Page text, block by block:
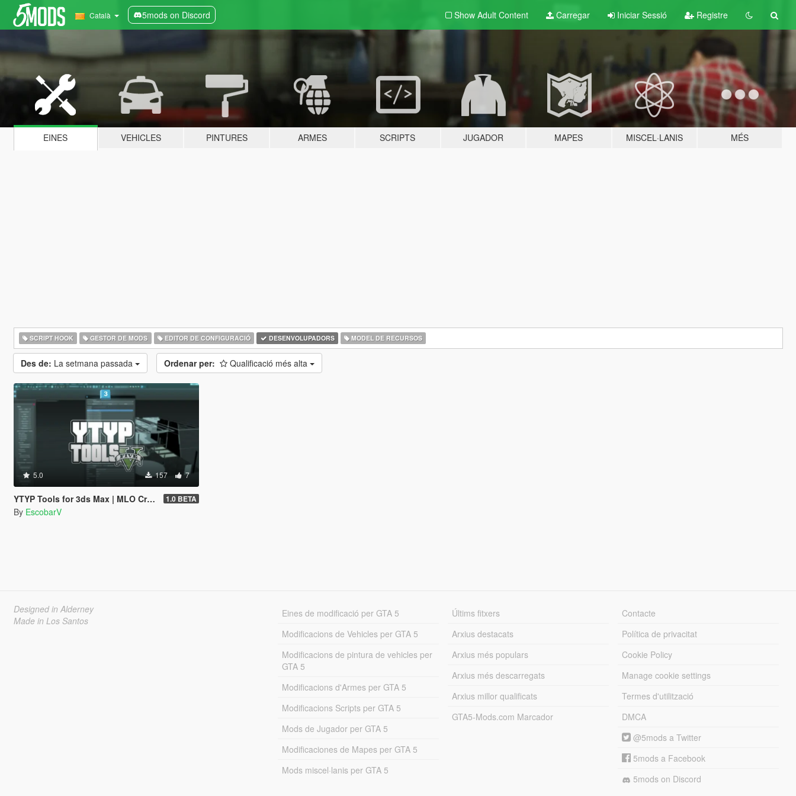
Català 5mods on Discord Show Adult Content Carregar Iniciar Sessió Registre
EINES VEHICLES PINTURES ARMES SCRIPTS JUGADOR MAPES MISCEL·LANIS MÉS
SCRIPT HOOK GESTOR DE MODS EDITOR DE CONFIGURACIÓ DESENVOLUPADORS MODEL DE RECURSOS
Des de: La setmana passada Ordenar per: Qualificació més alta
5.0 157 7
YTYP Tools for 3ds Max | MLO Creator & Archetype Creator 1.0 BETA
By EscobarV
Designed in Alderney
Made in Los Santos
Eines de modificació per GTA 5
Modificacions de Vehicles per GTA 5
Modificacions de pintura de vehicles per
GTA 5
Modificacions d'Armes per GTA 5
Modificacions Scripts per GTA 5
Mods de Jugador per GTA 5
Modificaciones de Mapes per GTA 5
Mods miscel·lanis per GTA 5
Últims fitxers
Arxius destacats
Arxius més populars
Arxius més descarregats
Arxius millor qualificats
GTA5-Mods.com Marcador
Contacte
Política de privacitat
Cookie Policy
Manage cookie settings
Termes d'utilització
DMCA
@5mods a Twitter
5mods a Facebook
5mods on Discord